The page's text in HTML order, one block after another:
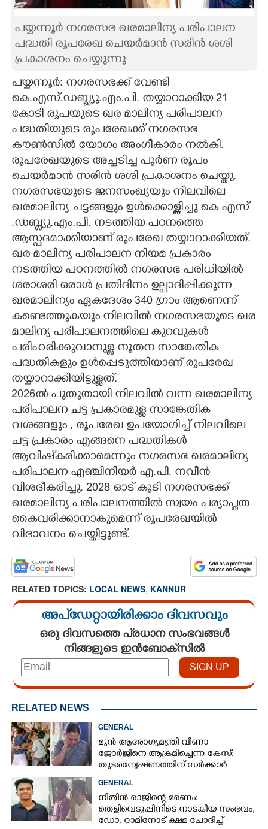
ASTRO
CARTOONS
LITERATURE
ZOOM
CONTACT US
പയ്യന്നൂർ നഗരസഭ ഖരമാലിന്യ പരിപാലന
പദ്ധതി രൂപരേഖ ചെയർമാൻ സരിൻ ശശി
പ്രകാശനം ചെയ്യുന്നു
പയ്യന്നൂർ: നഗരസഭക്ക് വേണ്ടി
കെ.എസ്.ഡബ്ല്യു.എം.പി. തയ്യാറാക്കിയ 21
കോടി രൂപയുടെ ഖര മാലിന്യ പരിപാലന
പദ്ധതിയുടെ രൂപരേഖക്ക് നഗരസഭ
കൗൺസിൽ യോഗം അംഗീകാരം നൽകി.
രൂപരേഖയുടെ അച്ചടിച്ച പൂർണ രൂപം
ചെയർമാൻ സരിൻ ശശി പ്രകാശനം ചെയ്തു.
നഗരസഭയുടെ ജനസംഖ്യയും നിലവിലെ
ഖരമാലിന്യ ചട്ടങ്ങളും ഉൾക്കൊള്ളിച്ചു കെ എസ്
.ഡബ്ല്യു.എം.പി. നടത്തിയ പഠനത്തെ
ആസ്പദമാക്കിയാണ് രൂപരേഖ തയ്യാറാക്കിയത്.
ഖര മാലിന്യ പരിപാലന നിയമ പ്രകാരം
നടത്തിയ പഠനത്തിൽ നഗരസഭ പരിധിയിൽ
ശരാശരി ഒരാൾ പ്രതിദിനം ഉല്പാദിപ്പിക്കുന്ന
ഖരമാലിന്യം ഏകദേശം 340 ഗ്രാം ആണെന്ന്
കണ്ടെത്തുകയും നിലവിൽ നഗരസഭയുടെ ഖര
മാലിന്യ പരിപാലനത്തിലെ കുറവുകൾ
പരിഹരിക്കുവാനുള്ള നൂതന സാങ്കേതിക
പദ്ധതികളും ഉൾപ്പെടുത്തിയാണ് രൂപരേഖ
തയ്യാറാക്കിയിട്ടുള്ളത്.
2026ൽ പുതുതായി നിലവിൽ വന്ന ഖരമാലിന്യ
പരിപാലന ചട്ട പ്രകാരമുള്ള സാങ്കേതിക
വശങ്ങളും , രൂപരേഖ ഉപയോഗിച്ച് നിലവിലെ
ചട്ട പ്രകാരം എങ്ങനെ പദ്ധതികൾ
ആവിഷ്‌കരിക്കാമെന്നും നഗരസഭ ഖരമാലിന്യ
പരിപാലന എഞ്ചിനീയർ എ.പി. നവീൻ
വിശദീകരിച്ചു. 2028 ഓട് കൂടി നഗരസഭക്ക്
ഖരമാലിന്യ പരിപാലനത്തിൽ സ്വയം പര്യാപ്തത
കൈവരിക്കാനാകുമെന്ന് രൂപരേഖയിൽ
വിഭാവനം ചെയ്തിട്ടുണ്ട്.
RELATED TOPICS: LOCAL NEWS, KANNUR
അപ്ഡേറ്റായിരിക്കാം ദിവസവും
ഒരു ദിവസത്തെ പ്രധാന സംഭവങ്ങൾ
നിങ്ങളുടെ ഇൻബോക്സിൽ
RELATED NEWS
GENERAL
മുൻ ആരോഗ്യമന്ത്രി വീണാ
ജോർജിനെ ആക്രമിച്ചെന്ന കേസ്:
തുടരന്വേഷണത്തിന് സർക്കാർ
GENERAL
നിതിൻ രാജിന്റെ മരണം:
തെളിവെടുപ്പിനിടെ നാടകീയ സംഭവം,
ഡോ. റാമിനോട് ക്ഷമ ചോദിച്ച്